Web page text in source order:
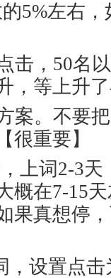
5%左右
击，50名
，等上升
案。不要
很重要】
上词2-3
概在7-15
果真想停
，设置点